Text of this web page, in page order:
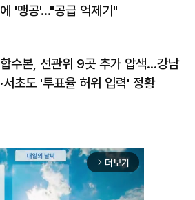
에 '맹공'…"공급 억제기"
합수본, 선관위 9곳 추가 압색…강남
·서초도 '투표율 허위 입력' 정황
arrow_forward_ios 더보기